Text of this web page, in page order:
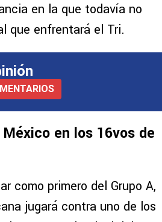
en la que todavía no
que enfrentará el Tri.
en los 16vos de
como primero del Grupo A,
jugará contra uno de los